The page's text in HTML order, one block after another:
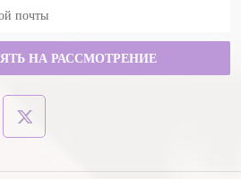
НА РАССМОТРЕНИЕ